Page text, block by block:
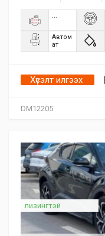
DM12205
...
Автом
ат
Хүсэлт илгээх
лизингтэй